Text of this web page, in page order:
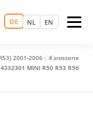
DE NL EN Menü
2001-2006 »Karosserie
MINI R50 R53 R56